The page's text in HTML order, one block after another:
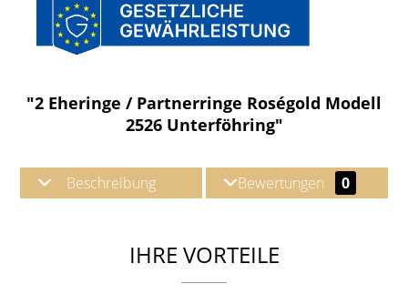
"2 Eheringe / Partnerringe Roségold Modell
2526 Unterföhring"
Beschreibung Bewertungen 0
IHRE VORTEILE